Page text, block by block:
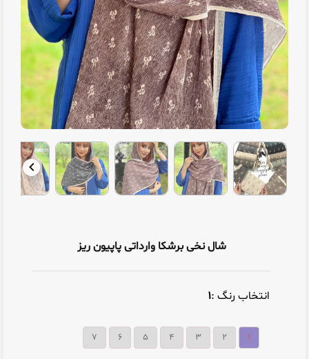
شال نخی برشکا وارداتی پاپیون ریز
انتخاب رنگ :۱
۱ ۲ ۳ ۴ ۵ ۶ ۷